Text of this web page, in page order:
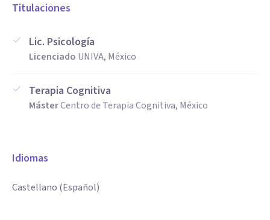
Titulaciones
Lic. Psicología
Licenciado UNIVA, México
Terapia Cognitiva
MásterCentro de Terapia Cognitiva, México
Idiomas
Castellano (Español)